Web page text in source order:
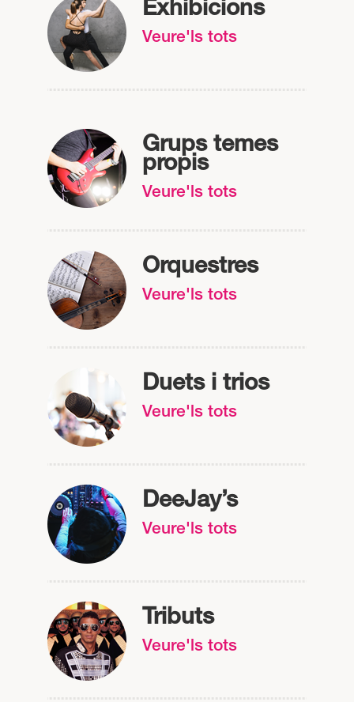
Exhibicions
Veure'ls tots
Grups temes
propis
Veure'ls tots
Orquestres
Veure'ls tots
Duets i trios
Veure'ls tots
DeeJay’s
Veure'ls tots
Tributs
Veure'ls tots